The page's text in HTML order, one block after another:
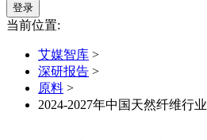
登录
当前位置:
艾媒智库 >
深研报告 >
原料 >
2024-2027年中国天然纤维行